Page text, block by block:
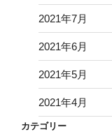
2021年7月
2021年6月
2021年5月
2021年4月
カテゴリー